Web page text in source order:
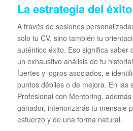
La estrategia del éxito
A través de sesiones
solo tu CV, sino también tu
auténtico éxito. Eso significa saber
un exhaustivo análisis de tu
fuertes y logros asociados, e
puntos débiles o de mejora. En las
Profesional con Mentoring,
ganador, interiorizarás tu mensaje
esfuerzo y de una forma natural.